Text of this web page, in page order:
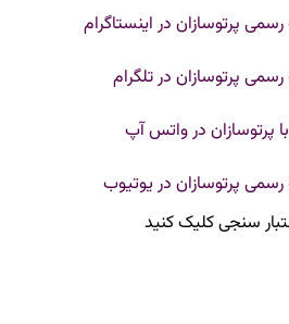
در اینستاگرام
در تلگرام
در واتس آپ
در یوتیوب
سنجی کلیک کنید